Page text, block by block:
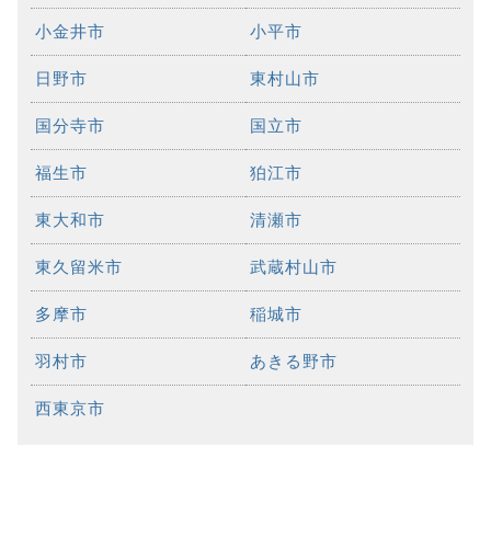
小金井市 小平市
日野市 東村山市
国分寺市 国立市
福生市 狛江市
東大和市 清瀬市
東久留米市 武蔵村山市
多摩市 稲城市
羽村市 あきる野市
西東京市